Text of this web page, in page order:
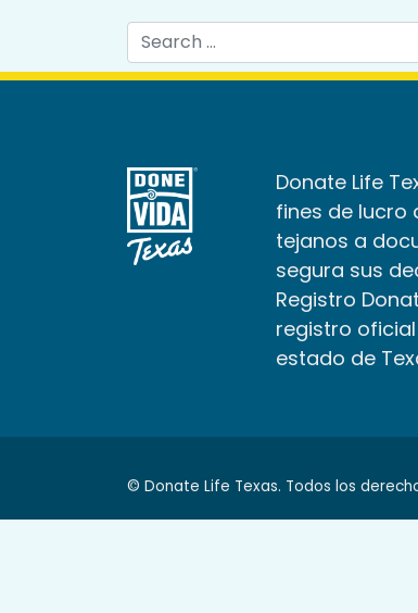
Donate Life
fines de lucro
tejanos a
segura sus
Registro
registro
estado de
© Donate Life Texas. Todos los